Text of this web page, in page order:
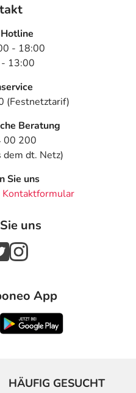
- 18:00
13:00
(Festnetztarif)
Beratung
00 200
dem dt. Netz)
Sie uns
Kontaktformular
uns
App
HÄUFIG GESUCHT